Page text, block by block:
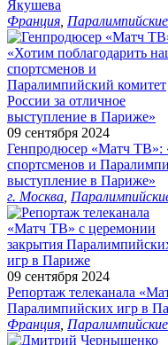
Якушева
Франция
09 сентября 2024
Генпродюсер «Матч ТВ»:
спортсменов и
выступление в Париже»
г. Москва
09 сентября 2024
Репортаж телеканала
Паралимпийских игр в
Франция